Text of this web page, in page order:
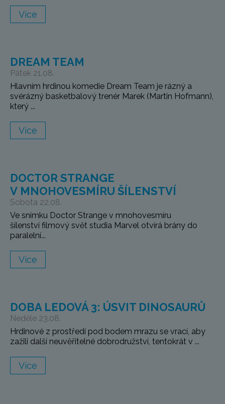
Více
DREAM TEAM
Pátek 21.08.
Hlavním hrdinou komedie Dream Team je rázný a
svérázný basketbalový trenér Marek (Martin Hofmann),
který ...
Více
DOCTOR STRANGE
V MNOHOVESMÍRU ŠÍLENSTVÍ
Sobota 22.08.
Ve snímku Doctor Strange v mnohovesmíru
šílenství filmový svět studia Marvel otvírá brány do
paralelní...
Více
DOBA LEDOVÁ 3: ÚSVIT DINOSAURŮ
Neděle 23.08.
Hrdinové z prostředí pod bodem mrazu se vrací, aby
zažili další neuvěřitelné dobrodružství, tentokrát v ...
Více